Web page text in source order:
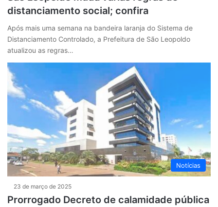
distanciamento social; confira
Após mais uma semana na bandeira laranja do Sistema de
Distanciamento Controlado, a Prefeitura de São Leopoldo
atualizou as regras…
Notícias
23 de março de 2025
Prorrogado Decreto de calamidade pública